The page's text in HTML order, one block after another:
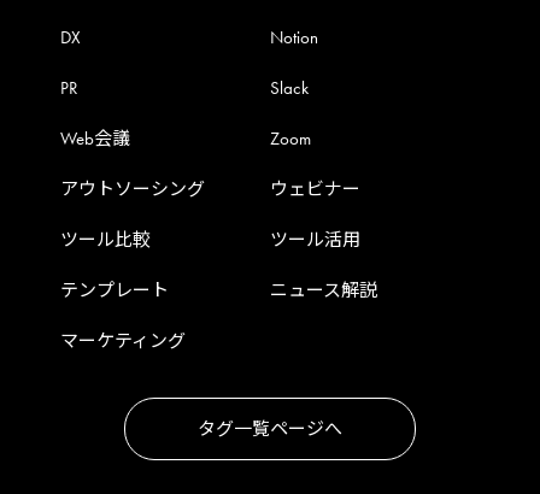
DX Notion
PR Slack
Web会議 Zoom
アウトソーシング ウェビナー
ツール比較 ツール活用
テンプレート ニュース解説
マーケティング
タグ一覧ページへ